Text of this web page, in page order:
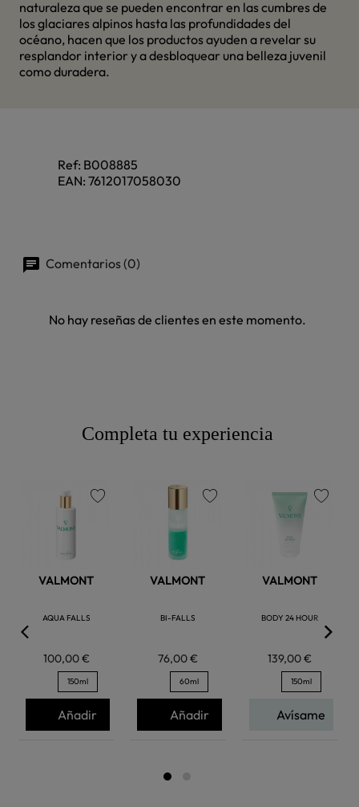
naturaleza que se pueden encontrar en las cumbres de
los glaciares alpinos hasta las profundidades del
océano, hacen que los productos ayuden a revelar su
resplandor interior y a desbloquear una belleza juvenil
como duradera.
Ref: B008885
EAN: 7612017058030
Comentarios (0)
No hay reseñas de clientes en este momento.
Completa tu experiencia
VALMONT
AQUA FALLS
100,00 €
150ml
Añadir
VALMONT
BI-FALLS
76,00 €
60ml
Añadir
VALMONT
BODY 24 HOUR
139,00 €
150ml
Avísame